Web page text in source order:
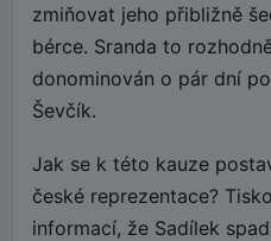
zmiňovat jeho přibližně
bérce. Sranda to
donominován o pár dní
Ševčík.
Jak se k této kauze
české reprezentace?
informací, že Sadílek